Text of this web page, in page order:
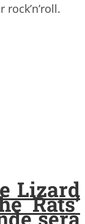
Lizard
Rats’